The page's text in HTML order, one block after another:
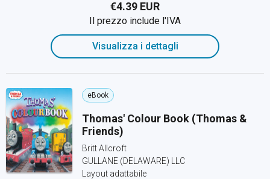
€4.39 EUR
Il prezzo include l'IVA
Visualizza i dettagli
eBook
Thomas' Colour Book (Thomas &
Friends)
Britt Allcroft
GULLANE (DELAWARE) LLC
Layout adattabile